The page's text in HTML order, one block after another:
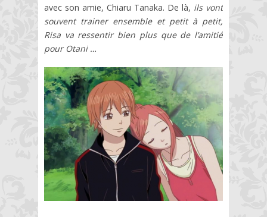
avec son amie, Chiaru Tanaka. De là, ils vont
souvent trainer ensemble et petit à petit,
Risa va ressentir bien plus que de l’amitié
pour Otani …